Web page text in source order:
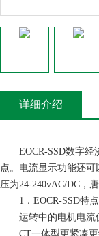
详细介绍
EOCR-SSD数字经济
点。电流显示功能还可
压为24-240vAC/DC，
1．EOCR-SSD特点
运转中的电机电流值
CT一体型更紧凑更